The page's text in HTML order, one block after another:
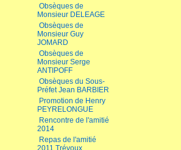
Obsèques de
Monsieur DELEAGE
Obsèques de
Monsieur Guy
JOMARD
Obsèques de
Monsieur Serge
ANTIPOFF
Obsèques du Sous-
Préfet Jean BARBIER
Promotion de Henry
PEYRELONGUE
Rencontre de l'amitié
2014
Repas de l'amitié
2011 Trévoux